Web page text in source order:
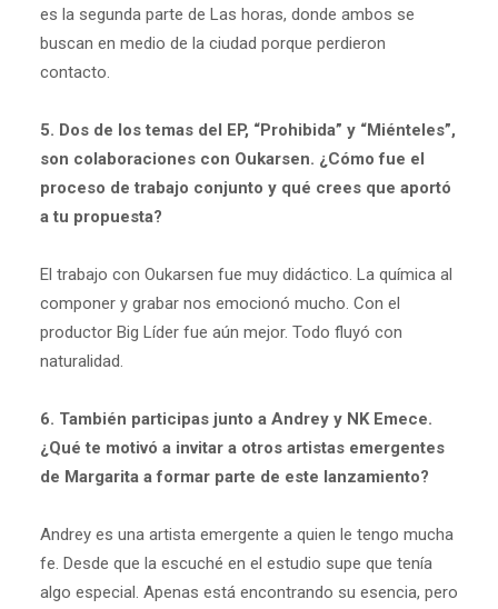
es la segunda parte de Las horas, donde ambos se
buscan en medio de la ciudad porque perdieron
contacto.
5. Dos de los temas del EP, “Prohibida” y “Miénteles”,
son colaboraciones con Oukarsen. ¿Cómo fue el
proceso de trabajo conjunto y qué crees que aportó
a tu propuesta?
El trabajo con Oukarsen fue muy didáctico. La química al
componer y grabar nos emocionó mucho. Con el
productor Big Líder fue aún mejor. Todo fluyó con
naturalidad.
6. También participas junto a Andrey y NK Emece.
¿Qué te motivó a invitar a otros artistas emergentes
de Margarita a formar parte de este lanzamiento?
Andrey es una artista emergente a quien le tengo mucha
fe. Desde que la escuché en el estudio supe que tenía
algo especial. Apenas está encontrando su esencia, pero